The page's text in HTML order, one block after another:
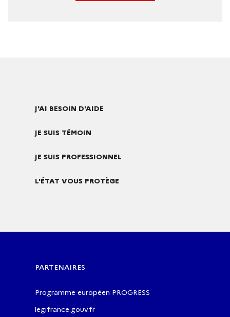
J'AI BESOIN D'AIDE
JE SUIS TÉMOIN
JE SUIS PROFESSIONNEL
L'ÉTAT VOUS PROTÈGE
PARTENAIRES
Programme européen PROGRESS
legifrance.gouv.fr